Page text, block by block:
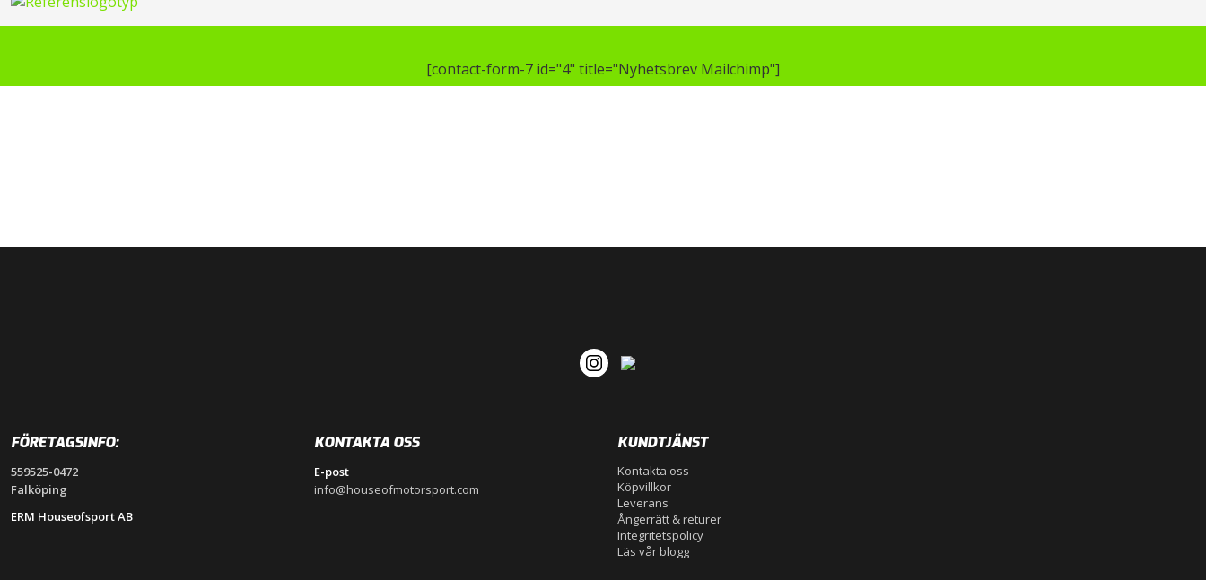
[contact-form-7 id="4" title="Nyhetsbrev Mailchimp"]
FÖRETAGSINFO:
559525-0472
Falköping
ERM Houseofsport AB
KONTAKTA OSS
E-post
info@houseofmotorsport.com
KUNDTJÄNST
Kontakta oss
Köpvillkor
Leverans
Ångerrätt & returer
Integritetspolicy
Läs vår blogg